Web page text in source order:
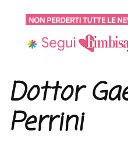
Dottor
Perrini